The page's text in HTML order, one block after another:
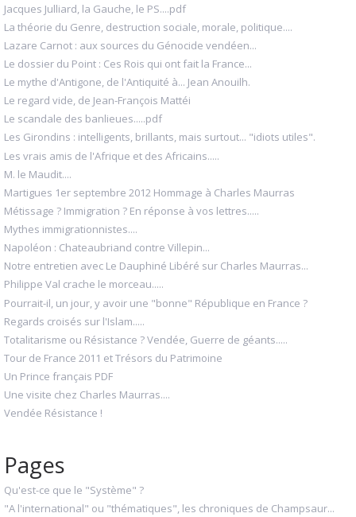
Jacques Julliard, la Gauche, le PS....pdf
La théorie du Genre, destruction sociale, morale, politique....
Lazare Carnot : aux sources du Génocide vendéen...
Le dossier du Point : Ces Rois qui ont fait la France...
Le mythe d'Antigone, de l'Antiquité à... Jean Anouilh.
Le regard vide, de Jean-François Mattéi
Le scandale des banlieues.....pdf
Les Girondins : intelligents, brillants, mais surtout... "idiots utiles".
Les vrais amis de l'Afrique et des Africains.....
M. le Maudit....
Martigues 1er septembre 2012 Hommage à Charles Maurras
Métissage ? Immigration ? En réponse à vos lettres.....
Mythes immigrationnistes....
Napoléon : Chateaubriand contre Villepin...
Notre entretien avec Le Dauphiné Libéré sur Charles Maurras...
Philippe Val crache le morceau.....
Pourrait-il, un jour, y avoir une "bonne" République en France ?
Regards croisés sur l'Islam.....
Totalitarisme ou Résistance ? Vendée, Guerre de géants.....
Tour de France 2011 et Trésors du Patrimoine
Un Prince français PDF
Une visite chez Charles Maurras....
Vendée Résistance !
Pages
Qu'est-ce que le "Système" ?
"A l'international" ou "thématiques", les chroniques de Champsaur...